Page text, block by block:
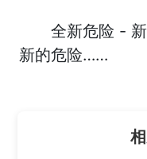
全新危险 -
新的危险……